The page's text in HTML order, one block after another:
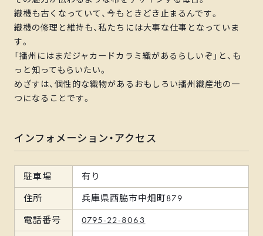
織機も古くなっていて、今もときどき止まるんです。
織機の修理と維持も、私たちには大事な仕事となっていま
す。
「播州にはまだジャカードカラミ織があるらしいぞ」と、も
っと知ってもらいたい。
めざすは、個性的な織物があるおもしろい播州織産地の一
つになることです。
インフォメーション・アクセス
駐車場 有り
住所 兵庫県西脇市中畑町879
電話番号 0795-22-8063